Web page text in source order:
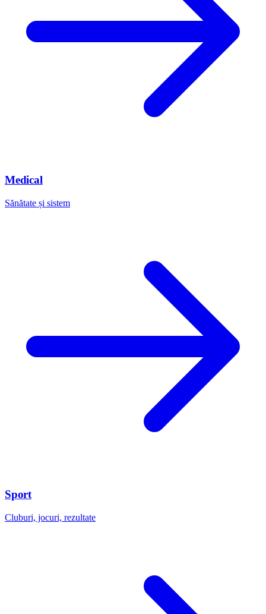
Medical
Sănătate și sistem
Sport
Cluburi, jocuri, rezultate